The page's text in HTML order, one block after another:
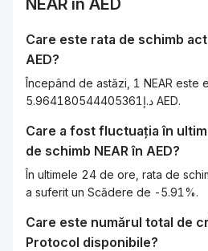
NEARîn AED
Care este rata de schimb
AED?
Începând de astăzi, 1 NEAR este
د.إ5.964180544405361 AED.
Care a fost fluctuația în
de schimb NEARîn AED?
În ultimele 24 de ore, rata de
a suferit un Scădere de -5.91%.
Care este numărul total de
Protocol disponibile?